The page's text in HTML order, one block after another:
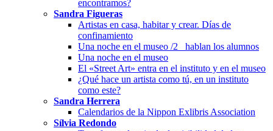
encontramos?
Sandra Figueras
Artistas en casa, habitar y crear. Días de
confinamiento
Una noche en el museo /2_ hablan los alumnos
Una noche en el museo
El «Street Art» entra en el instituto y en el museo
¿Qué hace un artista como tú, en un instituto
como este?
Sandra Herrera
Calendarios de la Nippon Exlibris Association
Sílvia Redondo